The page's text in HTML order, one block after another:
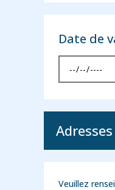
Date de
Veuillez